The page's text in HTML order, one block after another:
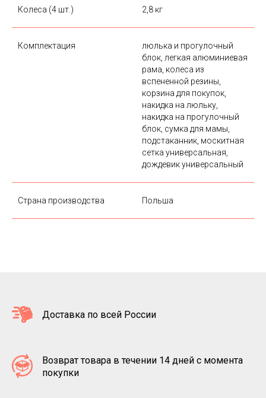
Колеса (4 шт.) 2,8 кг
Комплектация
люлька и прогулочный
блок, легкая алюминиевая
рама, колеса из
вспененной резины,
корзина для покупок,
накидка на люльку,
накидка на прогулочный
блок, сумка для мамы,
подстаканник, москитная
сетка универсальная,
дождевик универсальный
Страна производства Польша
Доставка по всей России
Возврат товара в течении 14 дней с момента
покупки